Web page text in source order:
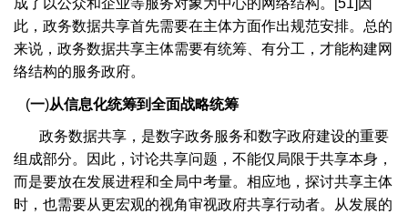
成了以公众和企业等服务对象为中心的网络结构。 [51] 因
此，政务数据共享首先需要在主体方面作出规范安排。总的
来说，政务数据共享主体需要有统筹、有分工，才能构建网
络结构的服务政府。
(一)从信息化统筹到全面战略统筹
政务数据共享，是数字政务服务和数字政府建设的重要
组成部分。因此，讨论共享问题，不能仅局限于共享本身，
而是要放在发展进程和全局中考量。相应地，探讨共享主体
时，也需要从更宏观的视角审视政府共享行动者。从发展的